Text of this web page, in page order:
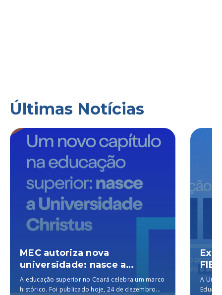
Últimas Notícias
MEC autoriza nova
universidade: nasce a
Universidade Christus, a
melhor particular do Brasil,
A educação superior no Ceará celebra um marco
histórico. Foi publicado hoje, 24 de dezembro...
FIES
A